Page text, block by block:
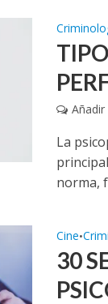
La
norma,
Cine•
30